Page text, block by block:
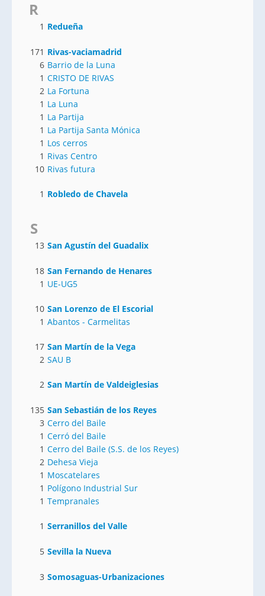
R
1 Redueña
171 Rivas-vaciamadrid
6 Barrio de la Luna
1 CRISTO DE RIVAS
2 La Fortuna
1 La Luna
1 La Partija
1 La Partija Santa Mónica
1 Los cerros
1 Rivas Centro
10 Rivas futura
1 Robledo de Chavela
S
13 San Agustín del Guadalix
18 San Fernando de Henares
1 UE-UG5
10 San Lorenzo de El Escorial
1 Abantos - Carmelitas
17 San Martín de la Vega
2 SAU B
2 San Martín de Valdeiglesias
135 San Sebastián de los Reyes
3 Cerro del Baile
1 Cerró del Baile
1 Cerro del Baile (S.S. de los Reyes)
2 Dehesa Vieja
1 Moscatelares
1 Polígono Industrial Sur
1 Tempranales
1 Serranillos del Valle
5 Sevilla la Nueva
3 Somosaguas-Urbanizaciones